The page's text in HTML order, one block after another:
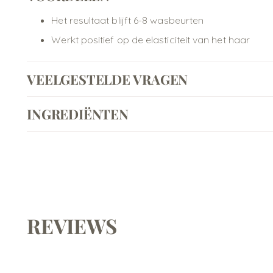
Het resultaat blijft 6-8 wasbeurten
Werkt positief op de elasticiteit van het haar
VEELGESTELDE VRAGEN
INGREDIËNTEN
REVIEWS